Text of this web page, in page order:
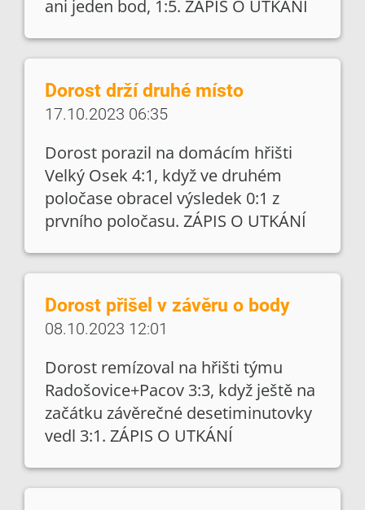
ani jeden bod, 1:5. ZÁPIS O UTKÁNÍ
Dorost drží druhé místo
17.10.2023 06:35
Dorost porazil na domácím hřišti
Velký Osek 4:1, když ve druhém
poločase obracel výsledek 0:1 z
prvního poločasu. ZÁPIS O UTKÁNÍ
Dorost přišel v závěru o body
08.10.2023 12:01
Dorost remízoval na hřišti týmu
Radošovice+Pacov 3:3, když ještě na
začátku závěrečné desetiminutovky
vedl 3:1. ZÁPIS O UTKÁNÍ